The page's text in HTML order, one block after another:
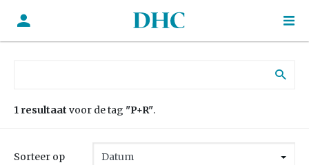
1 resultaat voor de tag "P+R".
Sorteer op